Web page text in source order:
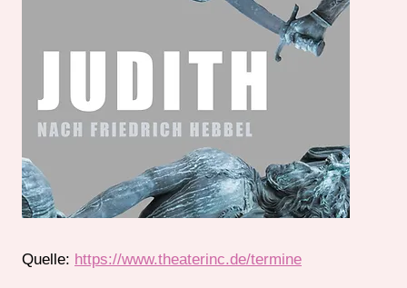
Quelle: https://www.theaterinc.de/termine